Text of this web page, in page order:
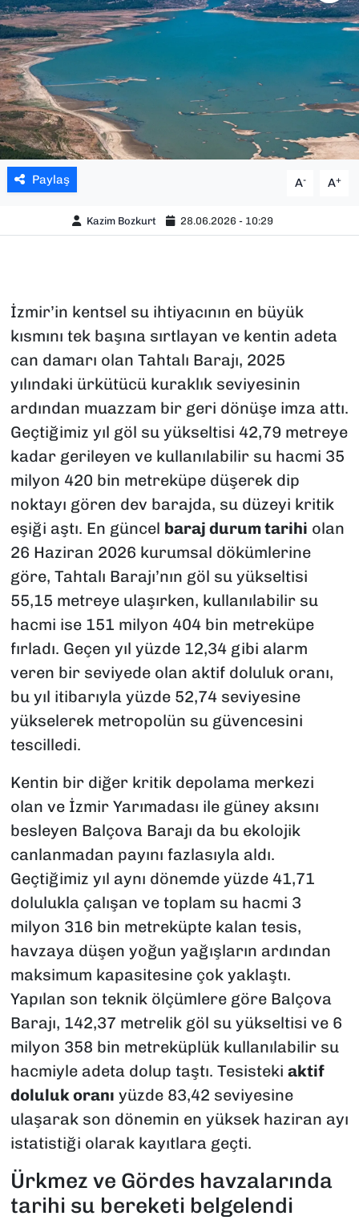
Paylaş A- A+
Kazim Bozkurt 28.06.2026 - 10:29
İzmir’in kentsel su ihtiyacının en büyük
kısmını tek başına sırtlayan ve kentin adeta
can damarı olan Tahtalı Barajı, 2025
yılındaki ürkütücü kuraklık seviyesinin
ardından muazzam bir geri dönüşe imza attı.
Geçtiğimiz yıl göl su yükseltisi 42,79 metreye
kadar gerileyen ve kullanılabilir su hacmi 35
milyon 420 bin metreküpe düşerek dip
noktayı gören dev barajda, su düzeyi kritik
eşiği aştı. En güncel baraj durum tarihi olan
26 Haziran 2026 kurumsal dökümlerine
göre, Tahtalı Barajı’nın göl su yükseltisi
55,15 metreye ulaşırken, kullanılabilir su
hacmi ise 151 milyon 404 bin metreküpe
fırladı. Geçen yıl yüzde 12,34 gibi alarm
veren bir seviyede olan aktif doluluk oranı,
bu yıl itibarıyla yüzde 52,74 seviyesine
yükselerek metropolün su güvencesini
tescilledi.
Kentin bir diğer kritik depolama merkezi
olan ve İzmir Yarımadası ile güney aksını
besleyen Balçova Barajı da bu ekolojik
canlanmadan payını fazlasıyla aldı.
Geçtiğimiz yıl aynı dönemde yüzde 41,71
dolulukla çalışan ve toplam su hacmi 3
milyon 316 bin metreküpte kalan tesis,
havzaya düşen yoğun yağışların ardından
maksimum kapasitesine çok yaklaştı.
Yapılan son teknik ölçümlere göre Balçova
Barajı, 142,37 metrelik göl su yükseltisi ve 6
milyon 358 bin metreküplük kullanılabilir su
hacmiyle adeta dolup taştı. Tesisteki aktif
doluluk oranı yüzde 83,42 seviyesine
ulaşarak son dönemin en yüksek haziran ayı
istatistiği olarak kayıtlara geçti.
Ürkmez ve Gördes havzalarında
tarihi su bereketi belgelendi